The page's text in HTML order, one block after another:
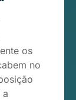
os
no
a